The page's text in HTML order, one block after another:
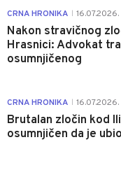
CRNA HRONIKA 16.07.2026.
Nakon stravičnog
Hrasnici: Advokat
osumnjičenog
CRNA HRONIKA 16.07.2026.
Brutalan zločin kod
osumnjičen da je